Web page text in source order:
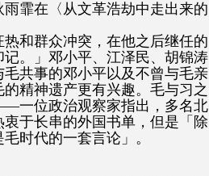
霏在〈从文革浩劫中走出来的
热和群众冲突，在他之后继任的
。」邓小平、江泽民、胡锦涛
共事的邓小平以及不曾与毛亲
精神遗产更有兴趣。毛与习之
一位政治观察家指出，多名北
于长串的外国书单，但是「除
时代的一套言论」。